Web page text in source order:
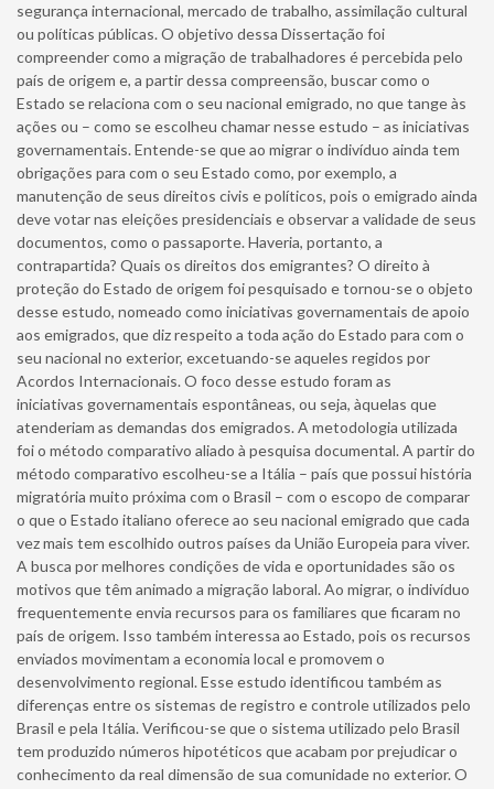
segurança internacional, mercado de trabalho, assimilação cultural
ou políticas públicas. O objetivo dessa Dissertação foi
compreender como a migração de trabalhadores é percebida pelo
país de origem e, a partir dessa compreensão, buscar como o
Estado se relaciona com o seu nacional emigrado, no que tange às
ações ou – como se escolheu chamar nesse estudo – as iniciativas
governamentais. Entende-se que ao migrar o indivíduo ainda tem
obrigações para com o seu Estado como, por exemplo, a
manutenção de seus direitos civis e políticos, pois o emigrado ainda
deve votar nas eleições presidenciais e observar a validade de seus
documentos, como o passaporte. Haveria, portanto, a
contrapartida? Quais os direitos dos emigrantes? O direito à
proteção do Estado de origem foi pesquisado e tornou-se o objeto
desse estudo, nomeado como iniciativas governamentais de apoio
aos emigrados, que diz respeito a toda ação do Estado para com o
seu nacional no exterior, excetuando-se aqueles regidos por
Acordos Internacionais. O foco desse estudo foram as
iniciativas governamentais espontâneas, ou seja, àquelas que
atenderiam as demandas dos emigrados. A metodologia utilizada
foi o método comparativo aliado à pesquisa documental. A partir do
método comparativo escolheu-se a Itália – país que possui história
migratória muito próxima com o Brasil – com o escopo de comparar
o que o Estado italiano oferece ao seu nacional emigrado que cada
vez mais tem escolhido outros países da União Europeia para viver.
A busca por melhores condições de vida e oportunidades são os
motivos que têm animado a migração laboral. Ao migrar, o indivíduo
frequentemente envia recursos para os familiares que ficaram no
país de origem. Isso também interessa ao Estado, pois os recursos
enviados movimentam a economia local e promovem o
desenvolvimento regional. Esse estudo identificou também as
diferenças entre os sistemas de registro e controle utilizados pelo
Brasil e pela Itália. Verificou-se que o sistema utilizado pelo Brasil
tem produzido números hipotéticos que acabam por prejudicar o
conhecimento da real dimensão de sua comunidade no exterior. O